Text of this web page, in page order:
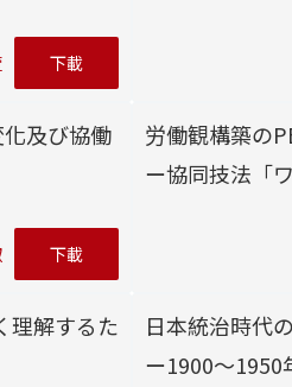
下載
及び協働
下載
労働観構築の
ー協同技法「
理解するた
日本統治時代
ー1900～